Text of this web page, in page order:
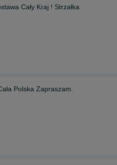
Cały Kraj ! Strzałka
Polska Zapraszam.